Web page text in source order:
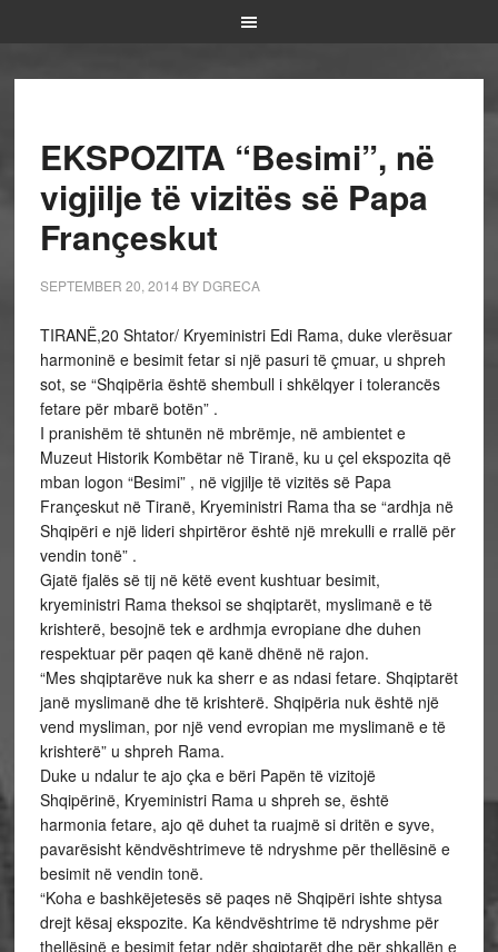
EKSPOZITA “Besimi”, në
vigjilje të vizitës së Papa
Françeskut
SEPTEMBER 20, 2014 BY DGRECA
TIRANË,20 Shtator/ Kryeministri Edi Rama, duke vlerësuar
harmoninë e besimit fetar si një pasuri të çmuar, u shpreh
sot, se “Shqipëria është shembull i shkëlqyer i tolerancës
fetare për mbarë botën” .
I pranishëm të shtunën në mbrëmje, në ambientet e
Muzeut Historik Kombëtar në Tiranë, ku u çel ekspozita që
mban logon “Besimi” , në vigjilje të vizitës së Papa
Françeskut në Tiranë, Kryeministri Rama tha se “ardhja në
Shqipëri e një lideri shpirtëror është një mrekulli e rrallë për
vendin tonë” .
Gjatë fjalës së tij në këtë event kushtuar besimit,
kryeministri Rama theksoi se shqiptarët, myslimanë e të
krishterë, besojnë tek e ardhmja evropiane dhe duhen
respektuar për paqen që kanë dhënë në rajon.
“Mes shqiptarëve nuk ka sherr e as ndasi fetare. Shqiptarët
janë myslimanë dhe të krishterë. Shqipëria nuk është një
vend mysliman, por një vend evropian me myslimanë e të
krishterë” u shpreh Rama.
Duke u ndalur te ajo çka e bëri Papën të vizitojë
Shqipërinë, Kryeministri Rama u shpreh se, është
harmonia fetare, ajo që duhet ta ruajmë si dritën e syve,
pavarësisht këndvështrimeve të ndryshme për thellësinë e
besimit në vendin tonë.
“Koha e bashkëjetesës së paqes në Shqipëri ishte shtysa
drejt kësaj ekspozite. Ka këndvështrime të ndryshme për
thellësinë e besimit fetar ndër shqiptarët dhe për shkallën e